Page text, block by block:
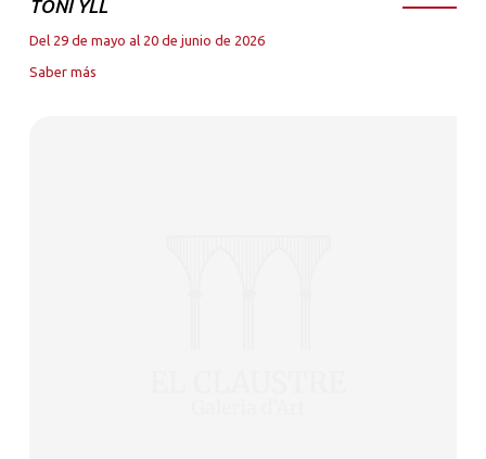
TONI YLL
Del 29 de mayo al 20 de junio de 2026
Saber más